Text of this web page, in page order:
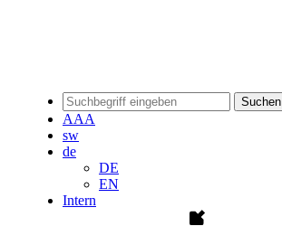
Suchen
AAA
sw
de
DE
EN
Intern